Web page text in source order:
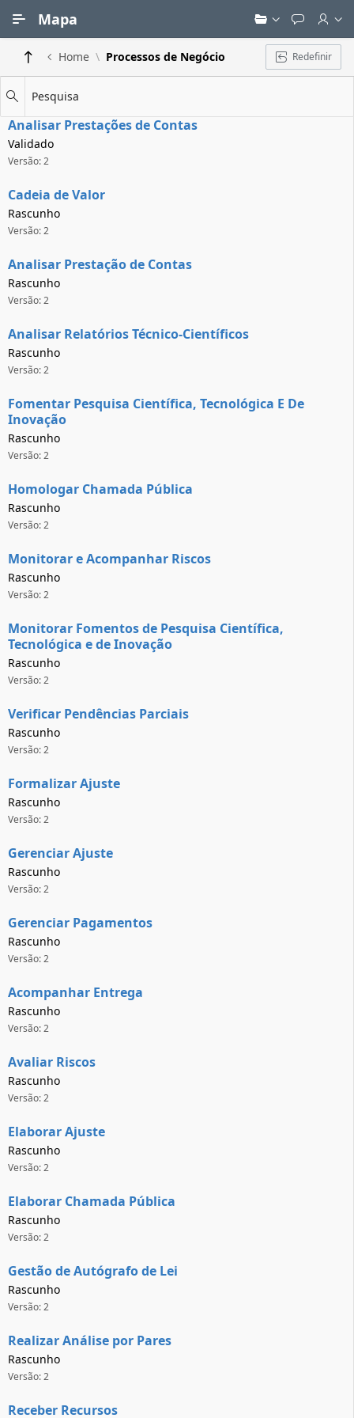
Mapa
Home Processos de Negócio Redefinir
Pesquisa
Analisar Prestações de Contas
Validado
Versão: 2
Cadeia de Valor
Rascunho
Versão: 2
Analisar Prestação de Contas
Rascunho
Versão: 2
Analisar Relatórios Técnico-Científicos
Rascunho
Versão: 2
Fomentar Pesquisa Científica, Tecnológica E De
Inovação
Rascunho
Versão: 2
Homologar Chamada Pública
Rascunho
Versão: 2
Monitorar e Acompanhar Riscos
Rascunho
Versão: 2
Monitorar Fomentos de Pesquisa Científica,
Tecnológica e de Inovação
Rascunho
Versão: 2
Verificar Pendências Parciais
Rascunho
Versão: 2
Formalizar Ajuste
Rascunho
Versão: 2
Gerenciar Ajuste
Rascunho
Versão: 2
Gerenciar Pagamentos
Rascunho
Versão: 2
Acompanhar Entrega
Rascunho
Versão: 2
Avaliar Riscos
Rascunho
Versão: 2
Elaborar Ajuste
Rascunho
Versão: 2
Elaborar Chamada Pública
Rascunho
Versão: 2
Gestão de Autógrafo de Lei
Rascunho
Versão: 2
Realizar Análise por Pares
Rascunho
Versão: 2
Receber Recursos